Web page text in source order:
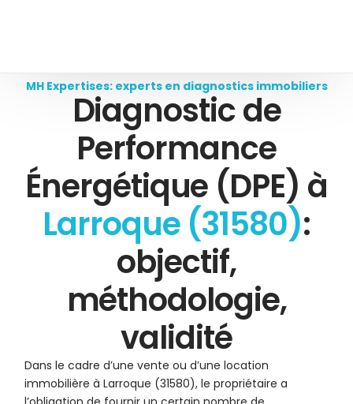
MH Expertises: experts en diagnostics immobiliers
Diagnostic de
Performance
Énergétique (DPE) à
Larroque (31580):
objectif,
méthodologie,
validité
Dans le cadre d’une vente ou d’une location
immobilière à Larroque (31580), le propriétaire a